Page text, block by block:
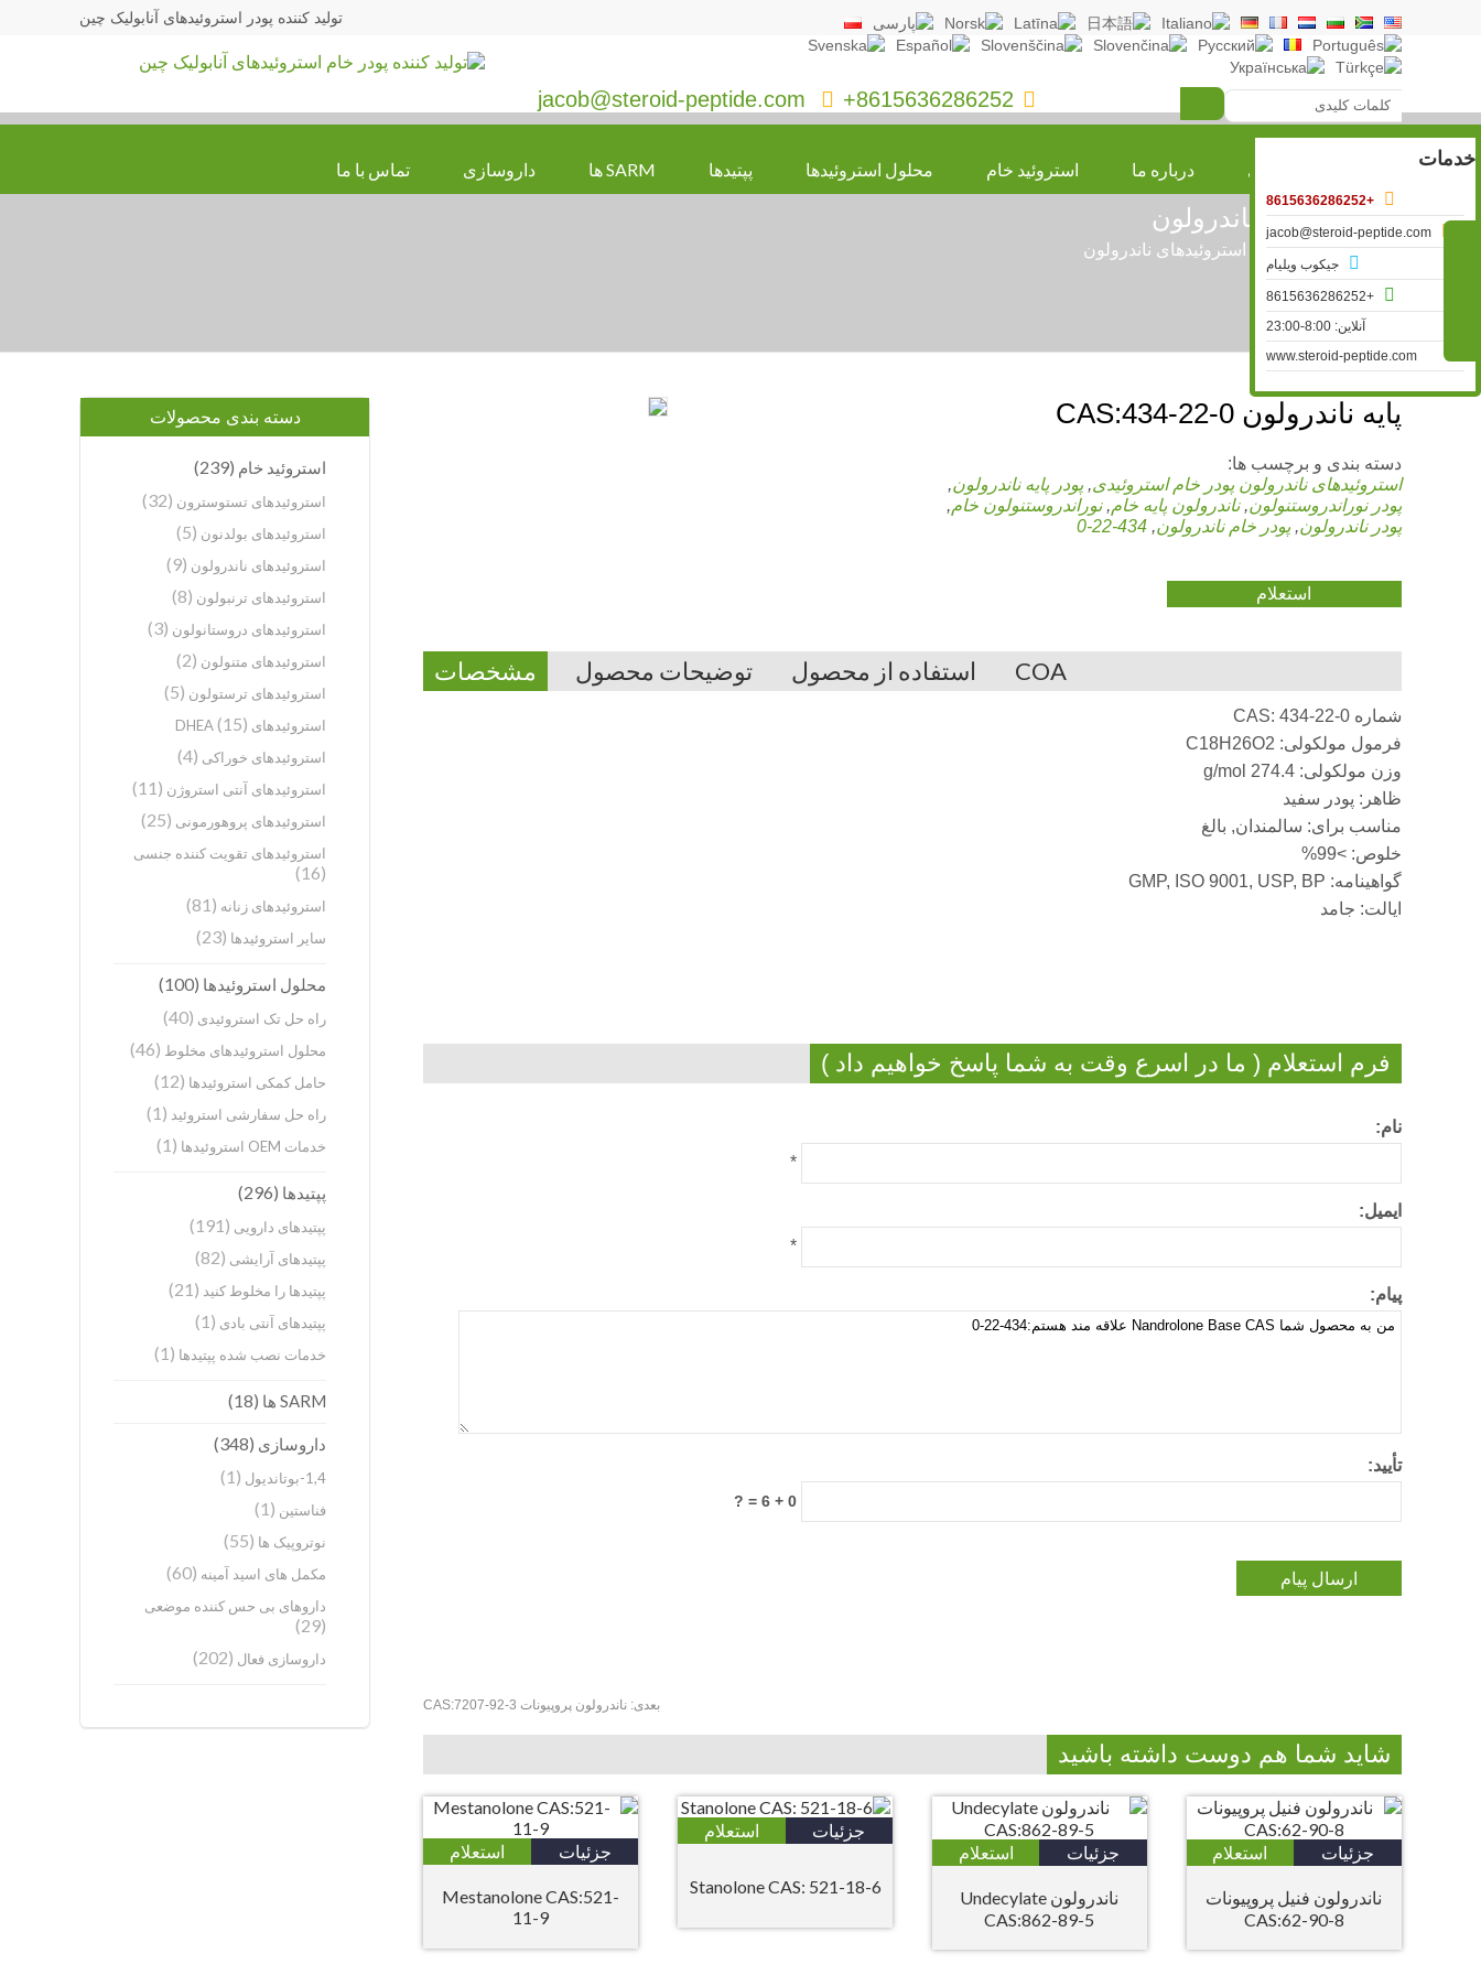
تولید کننده پودر استروئیدهای آنابولیک چین

jacob@steroid-peptide.com  +8615636286252
صفحه اصلی درباره ما استروئید خام محلول استروئیدها پپتیدها SARM ها داروسازی تماس با ما
استروئیدهای ناندرولون

»استروئید خام استروئیدهای ناندرولون
پایه ناندرولون CAS:434-22-0
دسته بندی و برچسب ها:
استروئیدهای ناندرولون پودر خام استروئیدی, پودر پایه ناندرولون,
پودر نوراندروستنولون,ناندرولون پایه خام,نوراندروستنولون خام,
پودر ناندرولون, پودر خام ناندرولون,
434-22-0
استعلام
مشخصات توضیحات محصول استفاده از محصول COA
شماره CAS: 434-22-0
فرمول مولکولی: C18H26O2
وزن مولکولی: 274.4 g/mol
ظاهر: پودر سفید
مناسب برای: سالمندان, بالغ
خلوص: >99%
گواهینامه: GMP, ISO 9001, USP, BP
ایالت: جامد
فرم استعلام ( ما در اسرع وقت به شما پاسخ خواهیم داد )
نام:
*
ایمیل:
*
پیام:
تأیید:
بعدی: ناندرولون پروپیونات CAS:7207-92-3
شاید شما هم دوست داشته باشید
جزئیات استعلام
Mestanolone CAS:521-
11-9
جزئیات استعلام
Stanolone CAS: 521-18-6
جزئیات استعلام
ناندرولون Undecylate
CAS:862-89-5
جزئیات استعلام
ناندرولون فنیل پروپیونات
CAS:62-90-8
دسته بندی محصولات
استروئید خام (239)
استروئیدهای تستوسترون (32)
استروئیدهای بولدنون (5)
استروئیدهای ناندرولون (9)
استروئیدهای ترنبولون (8)
استروئیدهای دروستانولون (3)
استروئیدهای متنولون (2)
استروئیدهای ترستولون (5)
استروئیدهای DHEA (15)
استروئیدهای خوراکی (4)
استروئیدهای آنتی استروژن (11)
استروئیدهای پروهورمونی (25)
استروئیدهای تقویت کننده جنسی
(16)
استروئیدهای زنانه (81)
سایر استروئیدها (23)
محلول استروئیدها (100)
راه حل تک استروئیدی (40)
محلول استروئیدهای مخلوط (46)
حامل کمکی استروئیدها (12)
راه حل سفارشی استروئید (1)
خدمات OEM استروئیدها (1)
پپتیدها (296)
پپتیدهای دارویی (191)
پپتیدهای آرایشی (82)
پپتیدها را مخلوط کنید (21)
پپتیدهای آنتی بادی (1)
خدمات نصب شده پپتیدها (1)
SARM ها (18)
داروسازی (348)
1,4-بوتاندیول (1)
فناستین (1)
نوتروپیک ها (55)
مکمل های اسید آمینه (60)
داروهای بی حس کننده موضعی
(29)
داروسازی فعال (202)
خدمات

+8615636286252

 جیکوب ویلیام

+8615636286252
آنلاین: 8:00-23:00
www.steroid-peptide.com